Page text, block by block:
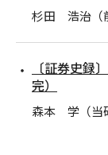
杉田 浩治（
〔証券史録
完）
森本 学（当